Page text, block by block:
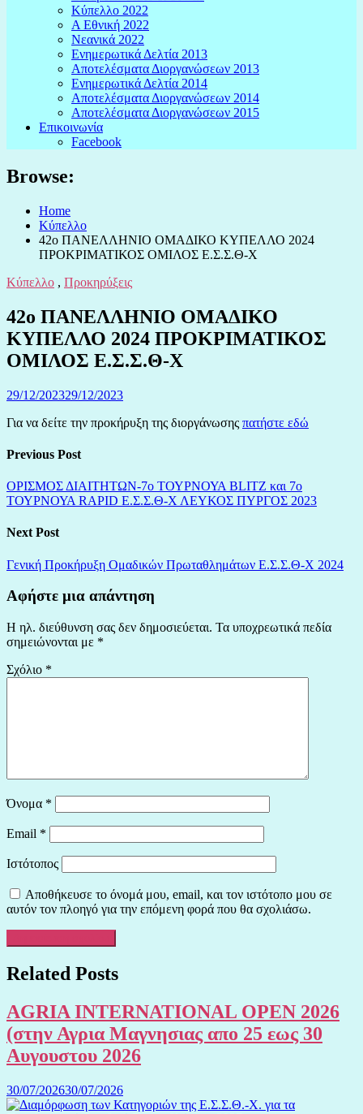
Κύπελλο 2022
Α Εθνική 2022
Νεανικά 2022
Ενημερωτικά Δελτία 2013
Αποτελέσματα Διοργανώσεων 2013
Ενημερωτικά Δελτία 2014
Αποτελέσματα Διοργανώσεων 2014
Αποτελέσματα Διοργανώσεων 2015
Επικοινωνία
Facebook
Browse:
Home
Κύπελλο
42ο ΠΑΝΕΛΛΗΝΙΟ ΟΜΑΔΙΚΟ ΚΥΠΕΛΛΟ 2024
ΠΡΟΚΡΙΜΑΤΙΚΟΣ ΟΜΙΛΟΣ Ε.Σ.Σ.Θ-Χ
Κύπελλο , Προκηρύξεις
42ο ΠΑΝΕΛΛΗΝΙΟ ΟΜΑΔΙΚΟ
ΚΥΠΕΛΛΟ 2024 ΠΡΟΚΡΙΜΑΤΙΚΟΣ
ΟΜΙΛΟΣ Ε.Σ.Σ.Θ-Χ
29/12/202329/12/2023
Για να δείτε την προκήρυξη της διοργάνωσης πατήστε εδώ
Previous Post
ΟΡΙΣΜΟΣ ΔΙΑΙΤΗΤΩΝ-7ο ΤΟΥΡΝΟΥΑ BLITZ και 7ο
ΤΟΥΡΝΟΥΑ RAPID Ε.Σ.Σ.Θ-Χ ΛΕΥΚΟΣ ΠΥΡΓΟΣ 2023
Next Post
Γενική Προκήρυξη Ομαδικών Πρωταθλημάτων Ε.Σ.Σ.Θ-Χ 2024
Αφήστε μια απάντηση
Η ηλ. διεύθυνση σας δεν δημοσιεύεται. Τα υποχρεωτικά πεδία
σημειώνονται με *
Σχόλιο *
Όνομα *
Email *
Ιστότοπος
Αποθήκευσε το όνομά μου, email, και τον ιστότοπο μου σε
αυτόν τον πλοηγό για την επόμενη φορά που θα σχολιάσω.
Related Posts
AGRIA INTERNATIONAL OPEN 2026
(στην Αγρια Μαγνησιας απο 25 εως 30
Αυγουστου 2026
30/07/202630/07/2026